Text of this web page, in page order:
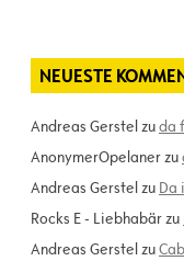
NEUESTE
Andreas Gerstelzuda
AnonymerOpelanerzu
Andreas Gerstelzu Da
Rocks E - Liebhabärzu
Andreas Gerstelzu